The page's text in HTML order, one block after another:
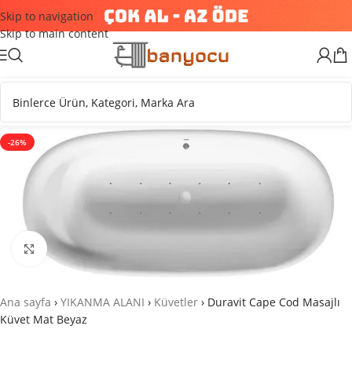
Skip to navigation
Skip to main content
-26%
Büyütmek için tıklayın
Ana sayfa › YIKANMA ALANI › Küvetler › Duravit Cape Cod Masajlı
Küvet Mat Beyaz